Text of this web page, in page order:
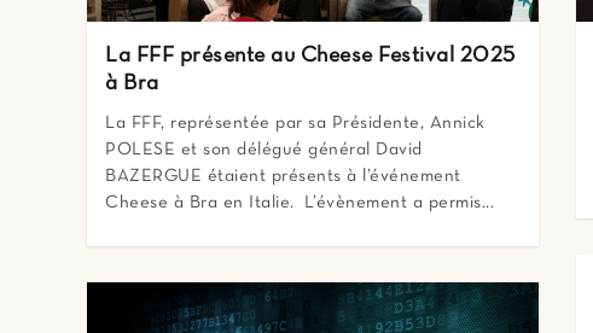
La FFF présente au Cheese Festival 2025
à Bra
La FFF, représentée par sa Présidente, Annick
POLESE et son délégué général David
BAZERGUE étaient présents à l’événement
Cheese à Bra en Italie. L’évènement a permis...